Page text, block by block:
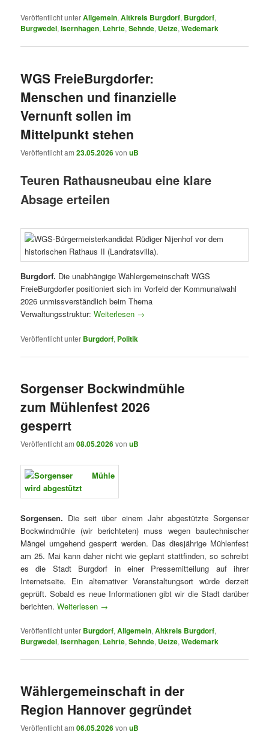
Veröffentlicht unterAllgemein,Altkreis Burgdorf, Burgdorf,
Burgwedel,Isernhagen, Lehrte,Sehnde, Uetze,Wedemark
WGS FreieBurgdorfer:
Menschen und finanzielle
Vernunft sollen im
Mittelpunkt stehen
Veröffentlicht am23.05.2026vonuB
Teuren Rathausneubau eine klare
Absage erteilen
Burgdorf. Die unabhängige Wählergemeinschaft WGS
FreieBurgdorfer positioniert sich im Vorfeld der Kommunalwahl
2026 unmissverständlich beim Thema
Verwaltungsstruktur:Weiterlesen →
Veröffentlicht unter Burgdorf, Politik
Sorgenser Bockwindmühle
zum Mühlenfest 2026
gesperrt
Veröffentlicht am08.05.2026vonuB
Sorgensen. Die seit über einem Jahr abgestützte Sorgenser
Bockwindmühle (wir berichteten) muss wegen bautechnischer
Mängel umgehend gesperrt werden. Das diesjährige Mühlenfest
am 25. Mai kann daher nicht wie geplant stattfinden, so schreibt
es die Stadt Burgdorf in einer Pressemitteilung auf ihrer
Internetseite. Ein alternativer Veranstaltungsort würde derzeit
geprüft. Sobald es neue Informationen gibt wir die Stadt darüber
berichten.Weiterlesen →
Veröffentlicht unter Burgdorf,Allgemein,Altkreis Burgdorf,
Burgwedel,Isernhagen, Lehrte,Sehnde, Uetze,Wedemark
Wählergemeinschaft in der
Region Hannover gegründet
Veröffentlicht am06.05.2026vonuB